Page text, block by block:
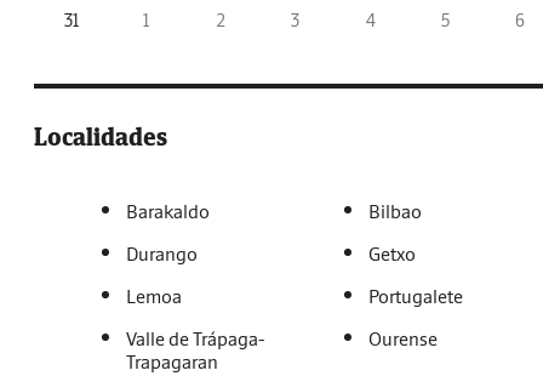
31 1 2 3 4 5 6
Localidades
Barakaldo
Bilbao
Durango
Getxo
Lemoa
Portugalete
Valle de Trápaga-
Trapagaran
Ourense